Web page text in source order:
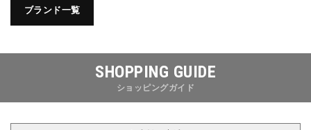
ブランド一覧
SHOPPING GUIDE
ショッピングガイド